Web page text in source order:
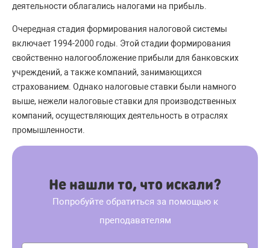
деятельности облагались налогами на прибыль.
Очередная стадия формирования налоговой системы
включает 1994-2000 годы. Этой стадии формирования
свойственно налогообложение прибыли для банковских
учреждений, а также компаний, занимающихся
страхованием. Однако налоговые ставки были намного
выше, нежели налоговые ставки для производственных
компаний, осуществляющих деятельность в отраслях
промышленности.
Не нашли то, что искали?
Попробуйте обратиться за помощью к
преподавателям